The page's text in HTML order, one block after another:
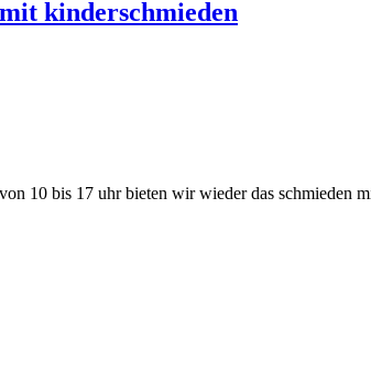
kinderschmieden
10 bis 17 uhr bieten wir wieder das